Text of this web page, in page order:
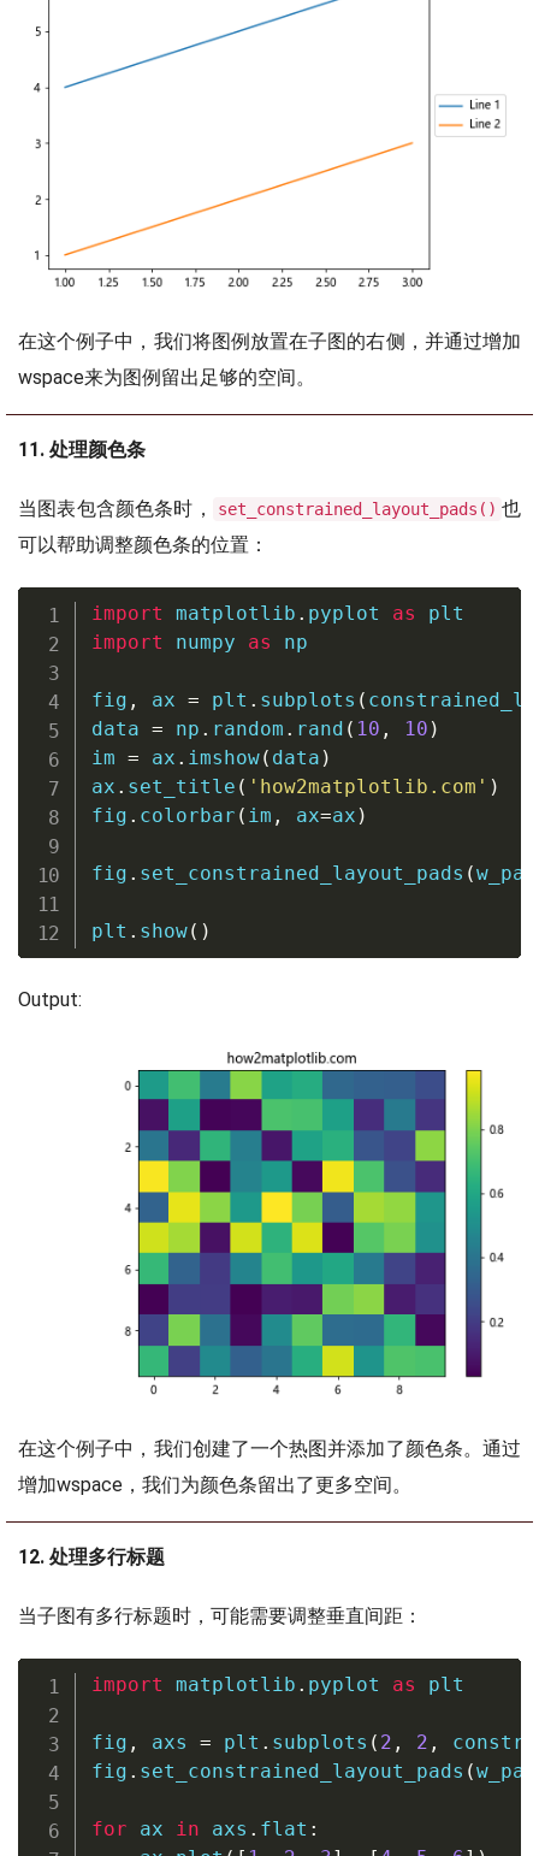
在这个例子中，我们将图例放置在子图的右侧，并通过增加
wspace来为图例留出足够的空间。
11. 处理颜色条
当图表包含颜色条时， set_constrained_layout_pads() 也
可以帮助调整颜色条的位置：
import matplotlib . pyplot as
import numpy as np
fig , ax = plt . subplots (
data = np . random . rand ( 10 , 10 )
im = ax . imshow( data )
ax . set_title ( 'how2matplotlib.com' )
fig . colorbar ( im , ax=ax )
fig . set_constrained_layout_pads (w_pad
plt . show( )
Output:
在这个例子中，我们创建了一个热图并添加了颜色条。通过
增加wspace，我们为颜色条留出了更多空间。
12. 处理多行标题
当子图有多行标题时，可能需要调整垂直间距：
import matplotlib . pyplot as plt
fig , axs = plt . subplots ( 2 , 2 ,
fig . set_constrained_layout_pads (w_pad
for ax in axs . flat :